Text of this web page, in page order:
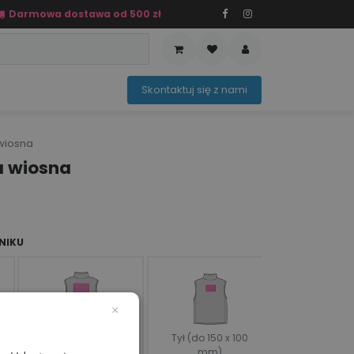
Darmowa dostawa od 500 zł
OFERTA SEZONOWASko​ntaktuj ​​​​się z nami​​​​
wiosna
Tył (do 150 x 100
×